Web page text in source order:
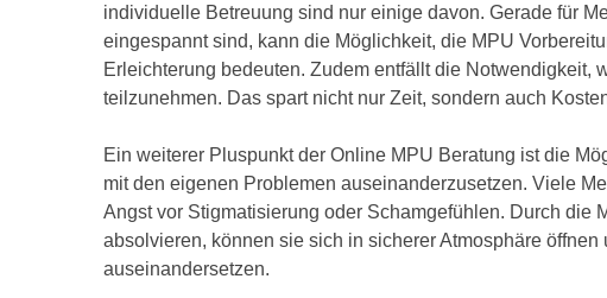
individuelle Betreuung sind nur einige davon. Gerade für
eingespannt sind, kann die Möglichkeit, die MPU
Erleichterung bedeuten. Zudem entfällt die Notwendigkeit,
teilzunehmen. Das spart nicht nur Zeit, sondern auch
Ein weiterer Pluspunkt der Online MPU Beratung ist die
mit den eigenen Problemen auseinanderzusetzen. Viele
Angst vor Stigmatisierung oder Schamgefühlen. Durch die
absolvieren, können sie sich in sicherer Atmosphäre
auseinandersetzen.